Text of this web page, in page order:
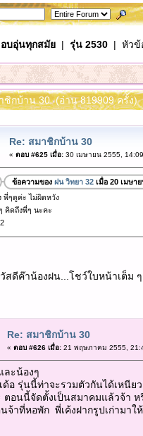
บอุ่นทุกสมัย| รุ่น 2530| หัวข้
ชิกบ้าน 30 (อ่าน 819909 ครั้ง)
Re: สมาชิกบ้าน 30
« ตอบ #625 เมื่อ:30 เมษายน 2555,
ข้อความของ ฝน วิทยา 32เมื่อ 20 เมษา
พี่ๆดูค่ะ ไม่ผิดหวัง
คิดถึงพี่ๆ นะคะ
สดีค๊าน้องฝน...โชว์ใบหน้าเต็ม
Re: สมาชิกบ้าน 30
« ตอบ #626 เมื่อ:21 พฤษภาคม 2555,
ละน้องๆ
ด้อ รุ่นนี้ท่าจะรวมตัวกันได้เหนี
ตอนนี้จัดตั้งเป็นสมาคมแล้วจ้า
จ้าที่หอพัก พี่เค้งฝากรูปเก่ามา